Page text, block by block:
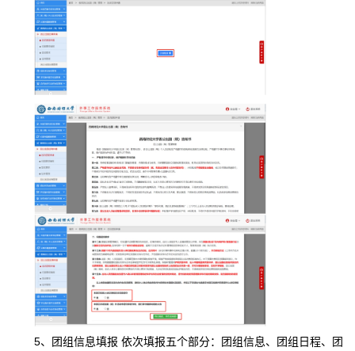
5、团组信息填报 依次填报五个部分：团组信息、团组日程、团